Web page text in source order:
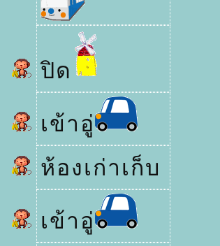
ปิด
เข้าอู่
ห้องเก่าเก็บ
เข้าอู่